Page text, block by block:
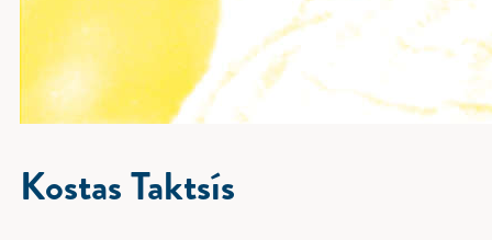
Kostas Taktsís